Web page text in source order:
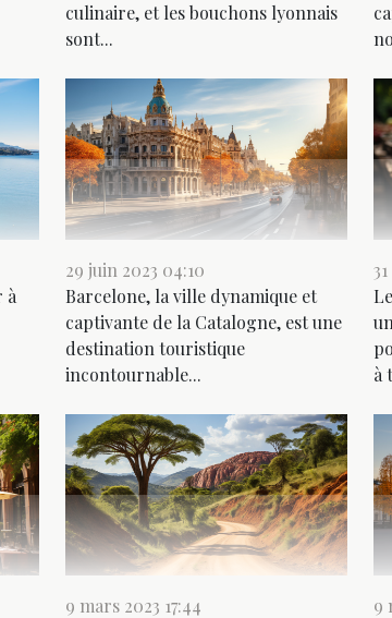
culinaire, et les bouchons lyonnais
sont...
à
29 juin 2023 04:10
Barcelone, la ville dynamique et
captivante de la Catalogne, est une
destination touristique
incontournable...
à
9 mars 2023 17:44
9